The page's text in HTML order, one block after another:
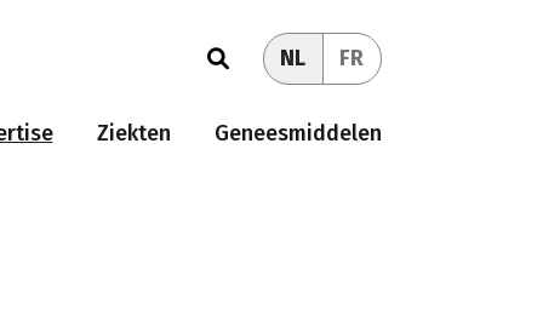
NL FR
Ziekten Geneesmiddelen